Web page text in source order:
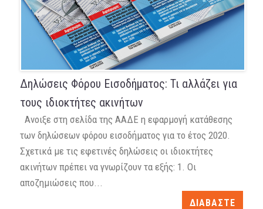
Δηλώσεις Φόρου Εισοδήματος: Τι αλλάζει για
τους ιδιοκτήτες ακινήτων
Ανοιξε στη σελίδα της ΑΑΔΕ η εφαρμογή κατάθεσης
των δηλώσεων φόρου εισοδήματος για το έτος 2020.
Σχετικά με τις εφετινές δηλώσεις οι ιδιοκτήτες
ακινήτων πρέπει να γνωρίζουν τα εξής: 1. Οι
αποζημιώσεις που...
ΔΙΑΒΑΣΤΕ